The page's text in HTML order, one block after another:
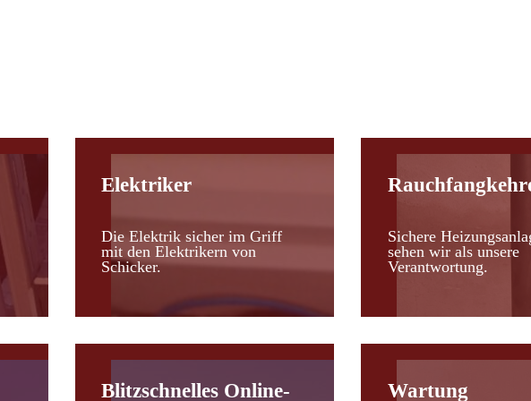
Elektriker
Die Elektrik sicher im Griff
mit den Elektrikern von
Schicker.
Sichere
sehen wir als unsere
Verantwortung.
Blitzschnelles Online-
Wartung